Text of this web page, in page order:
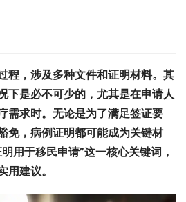
程，涉及多种文件和证明材料。其
下是必不可少的，尤其是在申请人
需求时。无论是为了满足签证要
免，病例证明都可能成为关键材
用于移民申请”这一核心关键词，
用建议。